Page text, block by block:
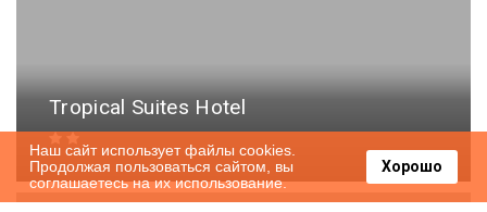
Tropical Suites Hotel
Наш сайт использует файлы cookies.
Продолжая пользоваться сайтом, вы
соглашаетесь на их использование.
Хорошо